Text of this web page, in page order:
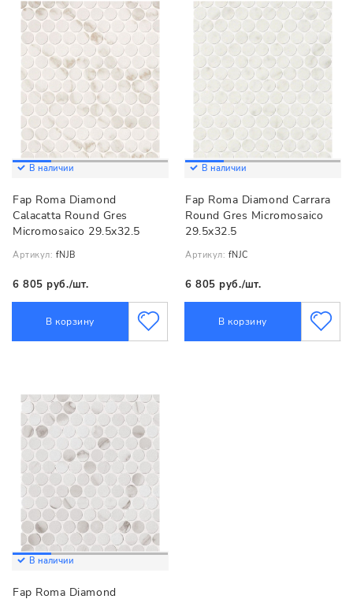
В наличии
Fap Roma Diamond
Calacatta Round Gres
Micromosaico 29.5x32.5
Артикул: fNJB
6 805 руб./шт.
В корзину
В наличии
Fap Roma Diamond Carrara
Round Gres Micromosaico
29.5x32.5
Артикул: fNJC
6 805 руб./шт.
В корзину
В наличии
Fap Roma Diamond